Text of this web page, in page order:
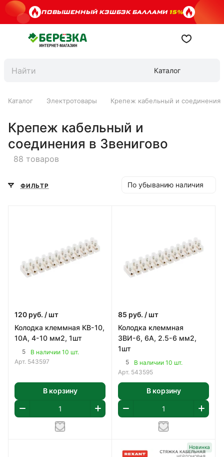
ПОВЫШЕННЫЙ КЭШБЭК БАЛЛАМИ15%
Каталог
Каталог Электротовары Крепеж кабельный и соединения
Крепеж кабельный и
соединения в Звенигово
88 товаров
ФИЛЬТР По убыванию наличия
120 руб. / шт
Колодка клеммная КВ-10,
10А, 4-10 мм2, 1шт
5
В наличии 10 шт.
Арт. 543597
В корзину
85 руб. / шт
Колодка клеммная
ЗВИ-6, 6А, 2.5-6 мм2,
1шт
5
В наличии 10 шт.
Арт. 543595
В корзину
Новинка